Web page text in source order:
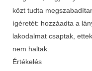
Értékelés